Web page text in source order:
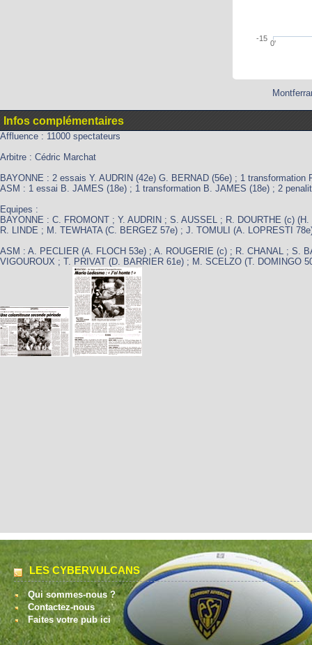
0'
-15
Infos complémentaires
Affluence : 11000 spectateurs
Arbitre : Cédric Marchat
BAYONNE : 2 essais Y. AUDRIN (42e) G. BERNAD (56e) ; 1
ASM : 1 essai B. JAMES (18e) ; 1 transformation B. JAMES (18e) ; 2
Equipes :
BAYONNE : C. FROMONT ; Y. AUDRIN ; S. AUSSEL ; R. DOURTHE (c)
R. LINDE ; M. TEWHATA (C. BERGEZ 57e) ; J. TOMULI (A. LOPRESTI
ASM : A. PECLIER (A. FLOCH 53e) ; A. ROUGERIE (c) ; R. CHANAL ; S.
VIGOUROUX ; T. PRIVAT (D. BARRIER 61e) ; M. SCELZO (T. DOMINGO
LES CYBERVULCANS
Qui sommes-nous ?
Contactez-nous
Faites votre pub ici